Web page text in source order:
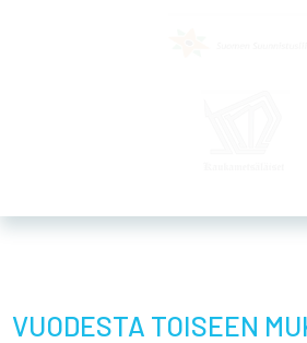
VUODESTA TOISEEN